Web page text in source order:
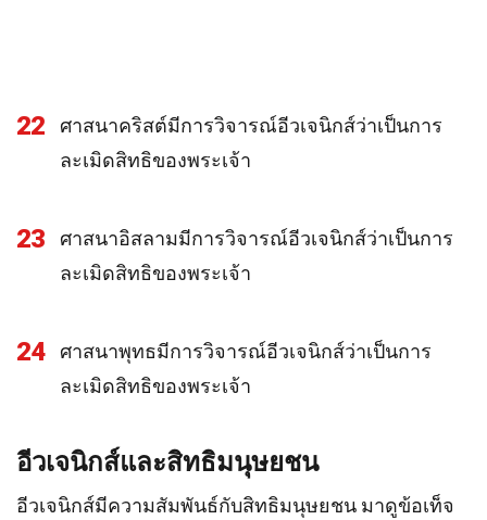
22
ศาสนาคริสต์มีการวิจารณ์อีวเจนิกส์ว่าเป็นการ
ละเมิดสิทธิของพระเจ้า
23
ศาสนาอิสลามมีการวิจารณ์อีวเจนิกส์ว่าเป็นการ
ละเมิดสิทธิของพระเจ้า
24
ศาสนาพุทธมีการวิจารณ์อีวเจนิกส์ว่าเป็นการ
ละเมิดสิทธิของพระเจ้า
อีวเจนิกส์และสิทธิมนุษยชน
อีวเจนิกส์มีความสัมพันธ์กับสิทธิมนุษยชน มาดูข้อเท็จ